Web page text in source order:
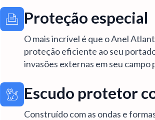
Proteção especial
O mais incrível é que o Anel
proteção eficiente ao seu
invasões externas em seu campo
Escudo protetor
Construído com as ondas e